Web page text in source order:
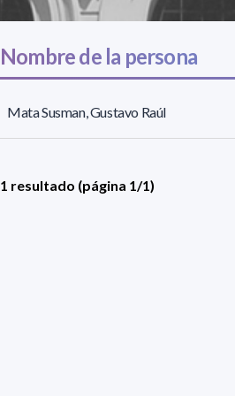
Nombre de la persona
Mata Susman, Gustavo Raúl
1 resultado (página 1/1)